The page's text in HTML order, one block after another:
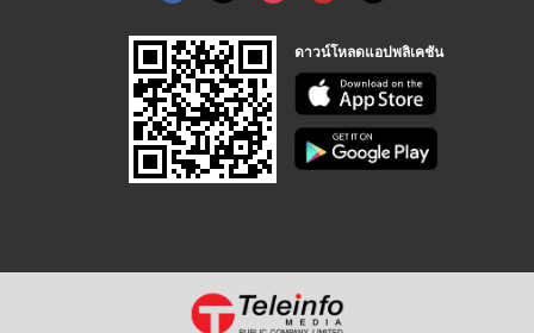
ดาวน์โหลดแอปพลิเคชัน